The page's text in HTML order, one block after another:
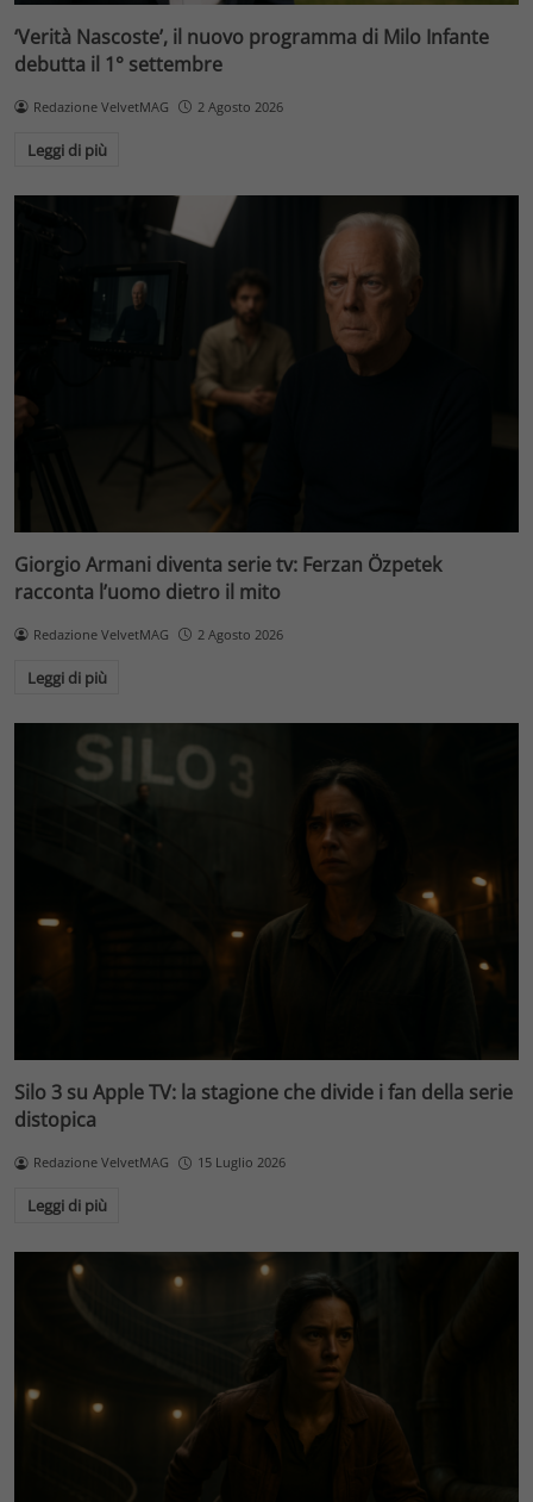
‘Verità Nascoste’, il nuovo programma di Milo Infante
debutta il 1° settembre
Redazione VelvetMAG 2 Agosto 2026
Leggi di più
Giorgio Armani diventa serie tv: Ferzan Özpetek
racconta l’uomo dietro il mito
Redazione VelvetMAG 2 Agosto 2026
Leggi di più
Silo 3 su Apple TV: la stagione che divide i fan della serie
distopica
Redazione VelvetMAG 15 Luglio 2026
Leggi di più